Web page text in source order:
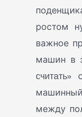
ростом
важное
машин в
считать»
между